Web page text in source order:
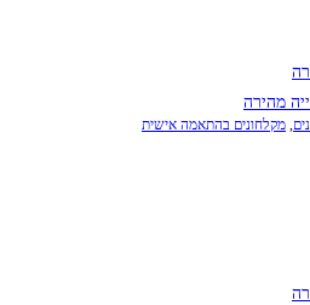
מהירה
, מקלחונים בהתאמה אישית